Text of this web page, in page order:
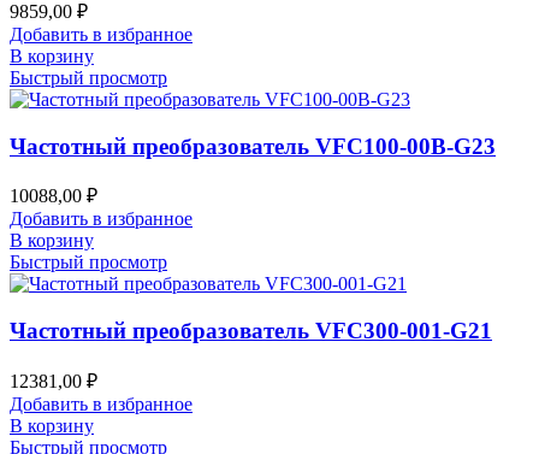
9859,00 ₽
Добавить в избранное
В корзину
Быстрый просмотр
Частотный преобразователь VFC100-00B-G23
10088,00 ₽
Добавить в избранное
В корзину
Быстрый просмотр
Частотный преобразователь VFC300-001-G21
12381,00 ₽
Добавить в избранное
В корзину
Быстрый просмотр